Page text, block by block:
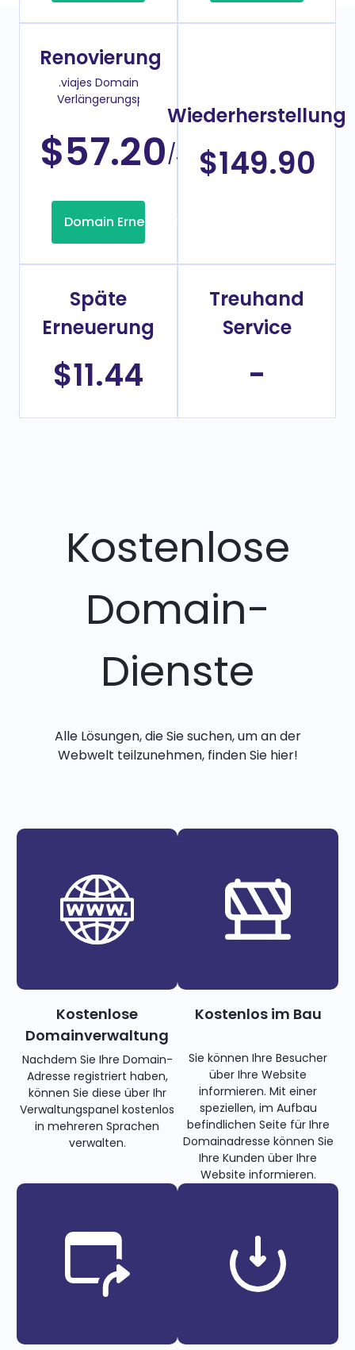
Renovierung
.viajes Domain
Verlängerungspreis
$57.20/Jahr
Domain Erneuerung
Wiederherstellung
$149.90
Späte
Erneuerung
$11.44
Treuhand
Service
-
Kostenlose
Domain-
Dienste
Alle Lösungen, die Sie suchen, um an der
Webwelt teilzunehmen, finden Sie hier!
Kostenlose
Domainverwaltung
Nachdem Sie Ihre Domain-
Adresse registriert haben,
können Sie diese über Ihr
Verwaltungspanel kostenlos
in mehreren Sprachen
verwalten.
Kostenlos im Bau
Sie können Ihre Besucher
über Ihre Website
informieren. Mit einer
speziellen, im Aufbau
befindlichen Seite für Ihre
Domainadresse können Sie
Ihre Kunden über Ihre
Website informieren.